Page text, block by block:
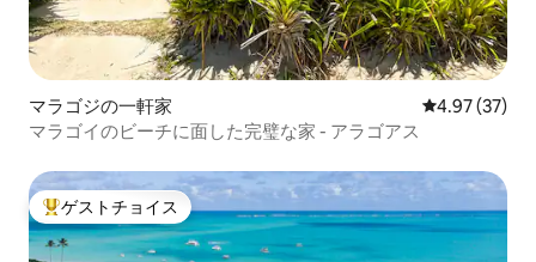
マラゴジの一軒家 レビュー37
4.97 (37)
マラゴイのビーチに面した完璧な家 - アラゴアス
大好評のゲストチョイスです。
ゲストチョイス